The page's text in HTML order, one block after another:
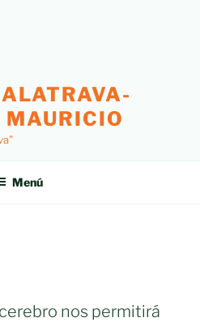
MAURICIO
Menú
nos permitirá